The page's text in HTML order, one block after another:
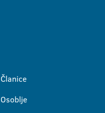
Članice
Osoblje